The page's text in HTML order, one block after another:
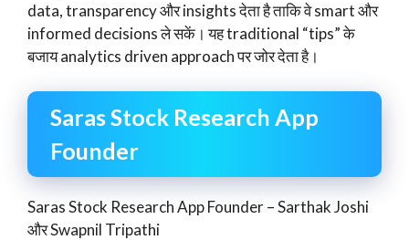
data, transparency और insights देता है ताकि वे smart और
informed decisions ले सकें। यह traditional “tips” के
बजाय analytics driven approach पर जोर देता है।
Saras Stock Research App
Founder
Saras Stock Research App Founder – Sarthak Joshi
और Swapnil Tripathi